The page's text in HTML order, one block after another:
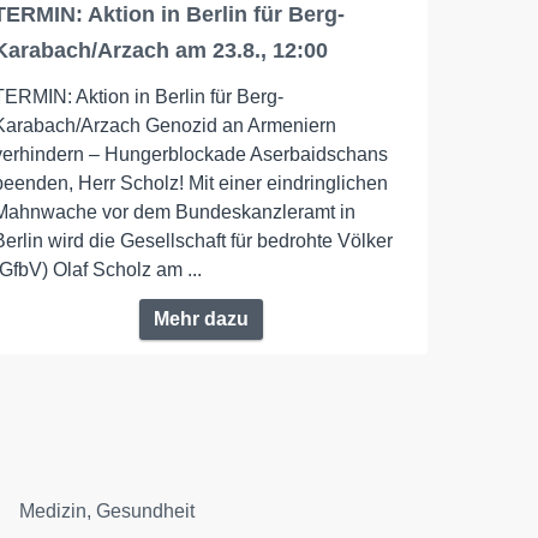
Aktion in Berlin für Berg-
Arzach am 23.8., 12:00
Aktion in Berlin für Berg-
Arzach Genozid an Armeniern
– Hungerblockade Aserbaidschans
Herr Scholz! Mit einer eindringlichen
vor dem Bundeskanzleramt in
wird die Gesellschaft für bedrohte Völker
Olaf Scholz am ...
Mehr dazu
Medizin, Gesundheit